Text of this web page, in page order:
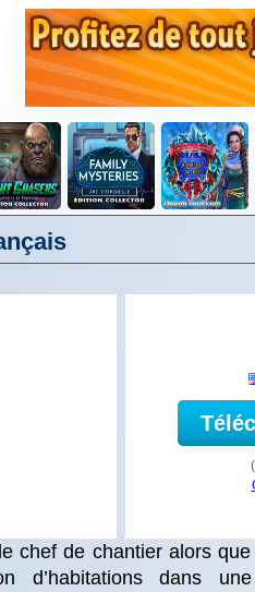
chef de chantier alors
d’habitations dans